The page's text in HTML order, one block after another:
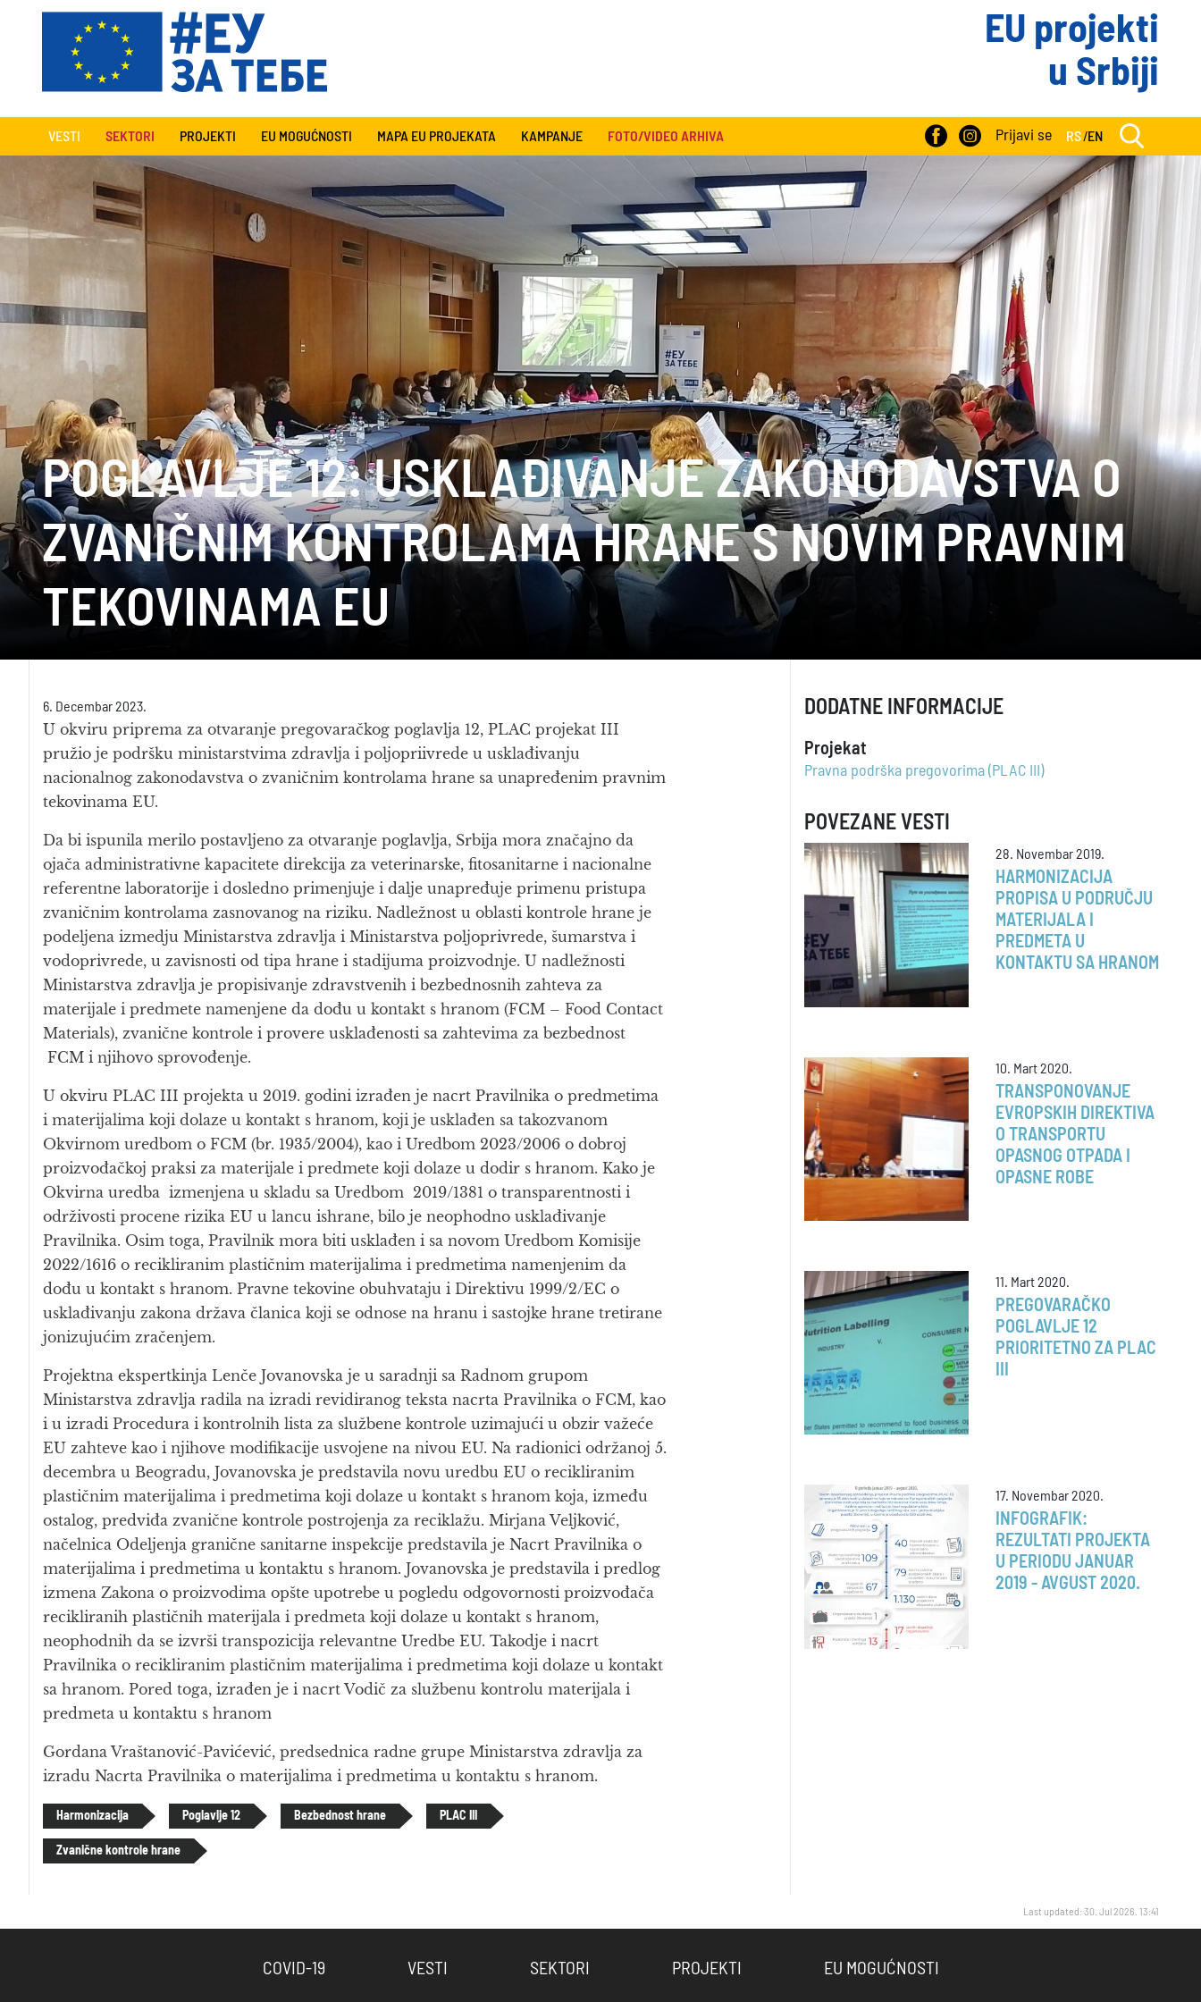
EU projekti
u Srbiji
VESTI SEKTORI PROJEKTI EU MOGUĆNOSTI MAPA EU PROJEKATA KAMPANJE FOTO/VIDEO ARHIVA Prijavi se RS/EN
POGLAVLJE 12: USKLAĐIVANJE ZAKONODAVSTVA O
ZVANIČNIM KONTROLAMA HRANE S NOVIM PRAVNIM
TEKOVINAMA EU
6. Decembar 2023.
U okviru priprema za otvaranje pregovaračkog poglavlja 12, PLAC projekat III
pružio je podršku ministarstvima zdravlja i poljopriivrede u usklađivanju
nacionalnog zakonodavstva o zvaničnim kontrolama hrane sa unapređenim pravnim
tekovinama EU.
Da bi ispunila merilo postavljeno za otvaranje poglavlja, Srbija mora značajno da
ojača administrativne kapacitete direkcija za veterinarske, fitosanitarne i nacionalne
referentne laboratorije i dosledno primenjuje i dalje unapređuje primenu pristupa
zvaničnim kontrolama zasnovanog na riziku. Nadležnost u oblasti kontrole hrane je
podeljena izmedju Ministarstva zdravlja i Ministarstva poljoprivrede, šumarstva i
vodoprivrede, u zavisnosti od tipa hrane i stadijuma proizvodnje. U nadležnosti
Ministarstva zdravlja je propisivanje zdravstvenih i bezbednosnih zahteva za
materijale i predmete namenjene da dođu u kontakt s hranom (FCM – Food Contact
Materials), zvanične kontrole i provere usklađenosti sa zahtevima za bezbednost
FCM i njihovo sprovođenje.
U okviru PLAC III projekta u 2019. godini izrađen je nacrt Pravilnika o predmetima
i materijalima koji dolaze u kontakt s hranom, koji je usklađen sa takozvanom
Okvirnom uredbom o FCM (br. 1935/2004), kao i Uredbom 2023/2006 o dobroj
proizvođačkoj praksi za materijale i predmete koji dolaze u dodir s hranom. Kako je
Okvirna uredba izmenjena u skladu sa Uredbom 2019/1381 o transparentnosti i
održivosti procene rizika EU u lancu ishrane, bilo je neophodno usklađivanje
Pravilnika. Osim toga, Pravilnik mora biti usklađen i sa novom Uredbom Komisije
2022/1616 o recikliranim plastičnim materijalima i predmetima namenjenim da
dođu u kontakt s hranom. Pravne tekovine obuhvataju i Direktivu 1999/2/EC o
usklađivanju zakona država članica koji se odnose na hranu i sastojke hrane tretirane
jonizujućim zračenjem.
Projektna ekspertkinja Lenče Jovanovska je u saradnji sa Radnom grupom
Ministarstva zdravlja radila na izradi revidiranog teksta nacrta Pravilnika o FCM, kao
i u izradi Procedura i kontrolnih lista za službene kontrole uzimajući u obzir važeće
EU zahteve kao i njihove modifikacije usvojene na nivou EU. Na radionici održanoj 5.
decembra u Beogradu, Jovanovska je predstavila novu uredbu EU o recikliranim
plastičnim materijalima i predmetima koji dolaze u kontakt s hranom koja, između
ostalog, predviđa zvanične kontrole postrojenja za reciklažu. Mirjana Veljković,
načelnica Odeljenja granične sanitarne inspekcije predstavila je Nacrt Pravilnika o
materijalima i predmetima u kontaktu s hranom. Jovanovska je predstavila i predlog
izmena Zakona o proizvodima opšte upotrebe u pogledu odgovornosti proizvođača
recikliranih plastičnih materijala i predmeta koji dolaze u kontakt s hranom,
neophodnih da se izvrši transpozicija relevantne Uredbe EU. Takodje i nacrt
Pravilnika o recikliranim plastičnim materijalima i predmetima koji dolaze u kontakt
sa hranom. Pored toga, izrađen je i nacrt Vodič za službenu kontrolu materijala i
predmeta u kontaktu s hranom
Gordana Vraštanović-Pavićević, predsednica radne grupe Ministarstva zdravlja za
izradu Nacrta Pravilnika o materijalima i predmetima u kontaktu s hranom.
Harmonizacija Poglavlje 12 Bezbednost hrane PLAC III
Zvanične kontrole hrane
DODATNE INFORMACIJE
Projekat
Pravna podrška pregovorima (PLAC III)
POVEZANE VESTI
28. Novembar 2019.
HARMONIZACIJA
PROPISA U PODRUČJU
MATERIJALA I
PREDMETA U
KONTAKTU SA HRANOM
10. Mart 2020.
TRANSPONOVANJE
EVROPSKIH DIREKTIVA
O TRANSPORTU
OPASNOG OTPADA I
OPASNE ROBE
11. Mart 2020.
PREGOVARAČKO
POGLAVLJE 12
PRIORITETNO ZA PLAC
17. Novembar 2020.
INFOGRAFIK:
REZULTATI PROJEKTA
U PERIODU JANUAR
2019 - AVGUST 2020.
Last updated: 30. Jul 2026. 13:41
COVID-19 VESTI SEKTORI PROJEKTI EU MOGUĆNOSTI